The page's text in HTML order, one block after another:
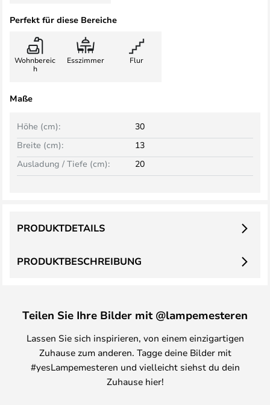
Perfekt für diese Bereiche
Wohnbereic
h
Esszimmer Flur
Maße
Breite (cm): 13
Höhe (cm): 30
Ausladung / Tiefe (cm): 20
PRODUKTBESCHREIBUNG
PRODUKTDETAILS
Teilen Sie Ihre Bilder mit @lampemesteren
Lassen Sie sich inspirieren, von einem einzigartigen
Zuhause zum anderen. Tagge deine Bilder mit
#yesLampemesteren und vielleicht siehst du dein
Zuhause hier!